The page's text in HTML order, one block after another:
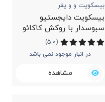
بیسکویت و و یفر
بیسکویت دایجستیو
سبوسدار با روکش کاکائو
آناتا 220 گرمی
(5.0)
در انبار موجود نمی باشد
مشاهده